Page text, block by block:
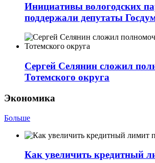
Инициативы вологодских
поддержали депутаты
Сергей Селянин сложил
Тотемского округа
Экономика
Больше
Как увеличить кредитный